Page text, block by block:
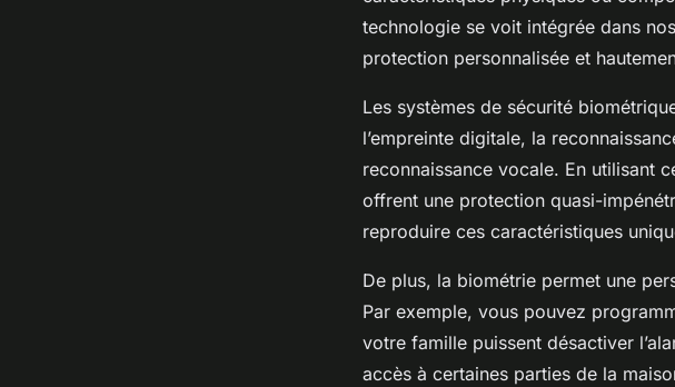
technologie se voit intégrée dans
protection personnalisée et
Les systèmes de sécurité
l’empreinte digitale, la
reconnaissance vocale. En utilisant
offrent une protection quasi-
reproduire ces caractéristiques
De plus, la biométrie permet une
Par exemple, vous pouvez
votre famille puissent désactiver
accès à certaines parties de la